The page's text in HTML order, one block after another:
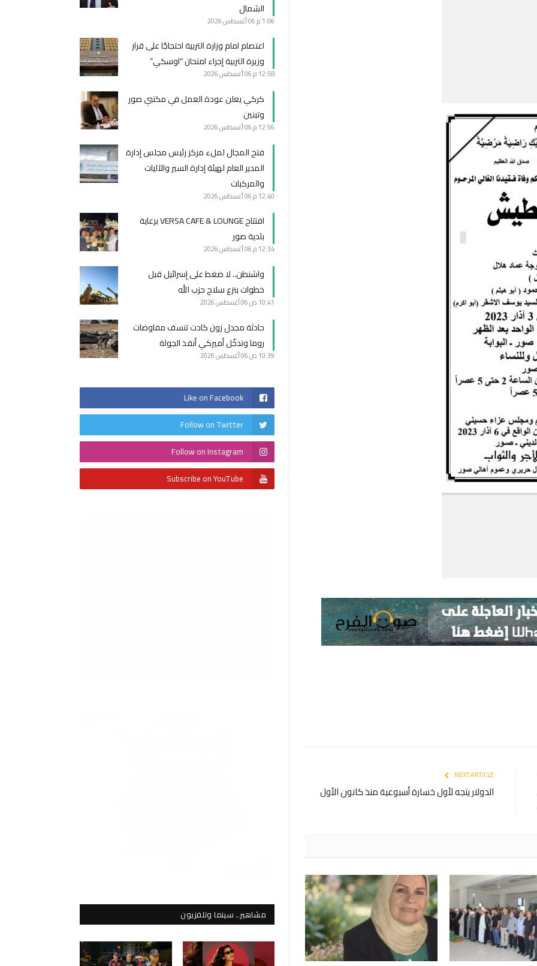
NEXT ARTICLE
الدولار يتجه لأول خسارة أسبوعية منذ كانون الأول
الشمال
1:06 م 06 أغسطس 2026
اعتصام امام وزارة التربية احتجاجًا على قرار
وزيرة التربية إجراء امتحان “اوسكي”
12:58 م 06 أغسطس 2026
كركي يعلن عودة العمل في مكتبي صور
وتبنين
12:56 م 06 أغسطس 2026
فتح المجال لملء مركز رئيس مجلس إدارة
المدير العام لهيئة إدارة السير والآليات
والمركبات
12:40 م 06 أغسطس 2026
افتتاح VERSA CAFE & LOUNGE برعاية
بلدية صور
12:34 م 06 أغسطس 2026
واشنطن.. لا ضغط على إسرائيل قبل
خطوات بنزع سلاح حزب الله
10:41 ص 06 أغسطس 2026
حادثة مجدل زون كادت تنسف مفاوضات
روما وتدخّل أميركي أنقذ الجولة
10:39 ص 06 أغسطس 2026
Like on Facebook
Follow on Twitter
Follow on Instagram
Subscribe on YouTube
مشاهير.. سينما وتلفزيون